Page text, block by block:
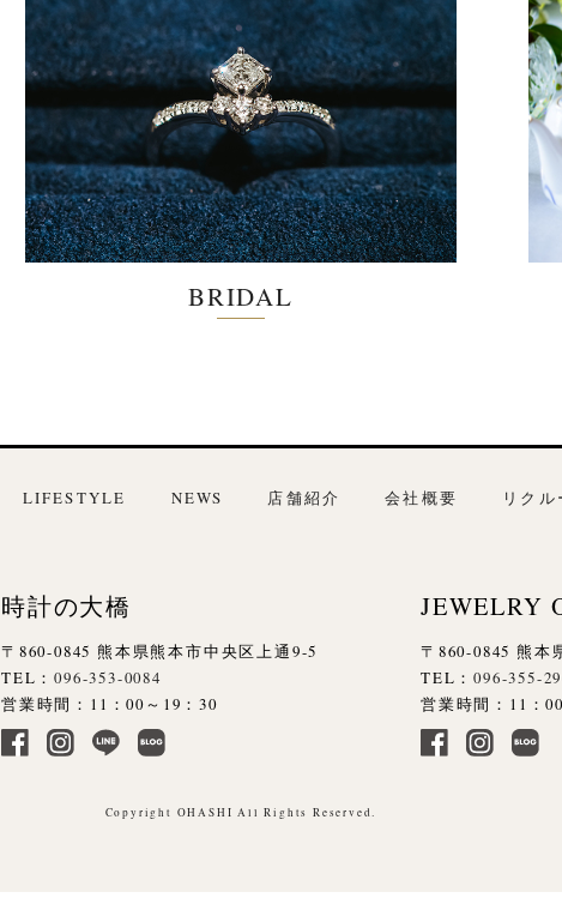
BRIDAL
LIFESTYLE NEWS 店舗紹介 会社概要 リクル
時計の大橋
〒860-0845 熊本県熊本市中央区上通9-5
TEL：096-353-0084
営業時間：11：00～19：30
JEWELRY
〒860-0845 熊本
TEL：096-355-
営業時間：11：
Copyright OHASHI All Rights Reserved.